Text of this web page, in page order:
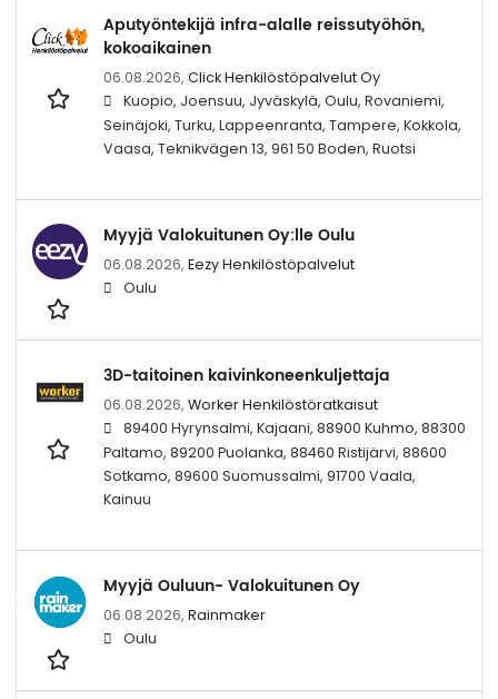
Aputyöntekijä infra-alalle reissutyöhön,
kokoaikainen
06.08.2026, Click Henkilöstöpalvelut Oy
Kuopio, Joensuu, Jyväskylä, Oulu, Rovaniemi,
Seinäjoki, Turku, Lappeenranta, Tampere, Kokkola,
Vaasa, Teknikvägen 13, 961 50 Boden, Ruotsi
Myyjä Valokuitunen Oy:lle Oulu
06.08.2026, Eezy Henkilöstöpalvelut
Oulu
3D-taitoinen kaivinkoneenkuljettaja
06.08.2026, Worker Henkilöstöratkaisut
89400 Hyrynsalmi, Kajaani, 88900 Kuhmo, 88300
Paltamo, 89200 Puolanka, 88460 Ristijärvi, 88600
Sotkamo, 89600 Suomussalmi, 91700 Vaala,
Kainuu
Myyjä Ouluun- Valokuitunen Oy
06.08.2026, Rainmaker
Oulu